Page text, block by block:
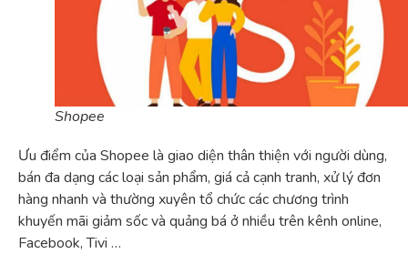
Shopee
Ưu điểm của Shopee là giao diện thân thiện với người dùng,
bán đa dạng các loại sản phẩm, giá cả cạnh tranh, xử lý đơn
hàng nhanh và thường xuyên tổ chức các chương trình
khuyến mãi giảm sốc và quảng bá ở nhiều trên kênh online,
Facebook, Tivi …